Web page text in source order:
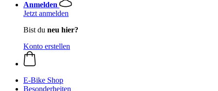
Anmelden
Jetzt anmelden
Bist du neu hier?
Konto erstellen
E-Bike Shop
Besonderheiten